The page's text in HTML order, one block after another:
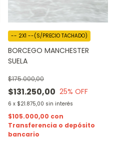
BORCEGO MANCHESTER
SUELA
$131.250,00
$175.000,00
25% OFF
6 x $21.875,00 sin interés
-- 2X1 --(S/PRECIO TACHADO)
$105.000,00 con
Transferencia o depósito
bancario